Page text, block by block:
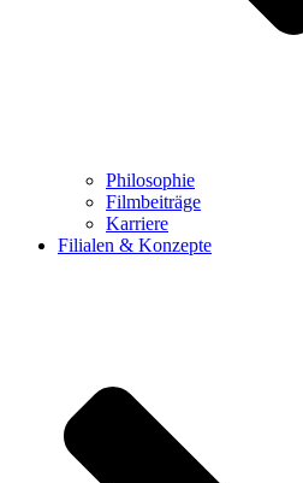
Philosophie
Filmbeiträge
Karriere
Filialen & Konzepte